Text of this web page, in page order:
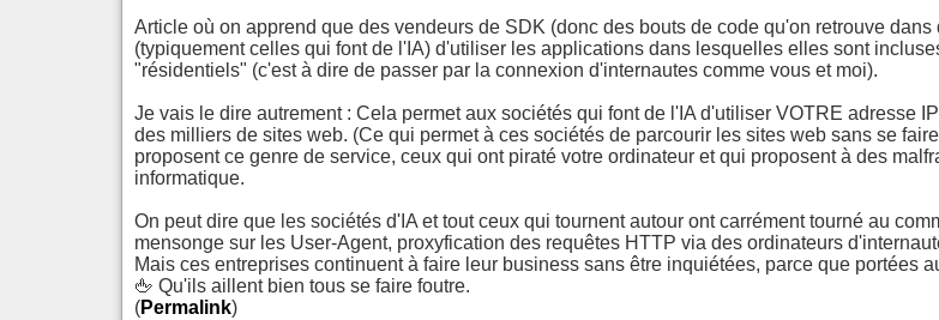
Article où on apprend que des vendeurs de SDK (donc des bouts de code qu'on retrouve
(typiquement celles qui font de l'IA) d'utiliser les applications dans lesquelles elles sont
"résidentiels" (c'est à dire de passer par la connexion d'internautes comme vous et moi).
Je vais le dire autrement : Cela permet aux sociétés qui font de l'IA d'utiliser VOTRE adresse
des milliers de sites web. (Ce qui permet à ces sociétés de parcourir les sites web sans se
proposent ce genre de service, ceux qui ont piraté votre ordinateur et qui proposent à des
informatique.
On peut dire que les sociétés d'IA et tout ceux qui tournent autour ont carrément tourné au
mensonge sur les User-Agent, proxyfication des requêtes HTTP via des ordinateurs
Mais ces entreprises continuent à faire leur business sans être inquiétées, parce que portées
🖕 Qu'ils aillent bien tous se faire foutre.
(Permalink)